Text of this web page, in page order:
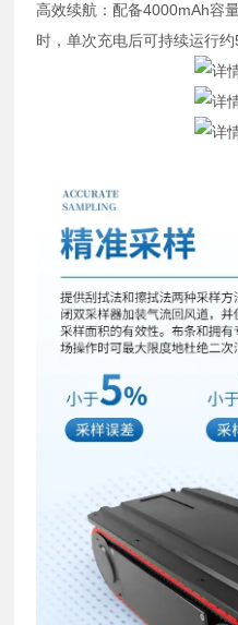
高效续航：配备4000mAh容
时，单次充电后可持续运行约